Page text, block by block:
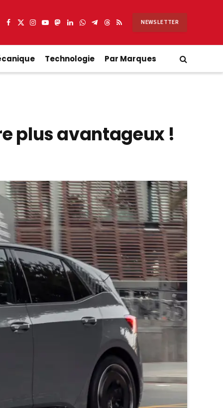
Facebook
X
Instagram
YouTubeMastodon
LinkedInWhatsApp
Partager
Telegram
Threads
RSS NEWSLETTER
Technologie Par Marques
plus avantageux !